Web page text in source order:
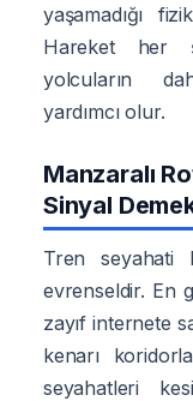
yaşamadığı
Hareket her
yolcuların
yardımcı olur.
Manzaralı
Sinyal
Tren seyahati
evrenseldir. En
zayıf internete
kenarı
seyahatleri